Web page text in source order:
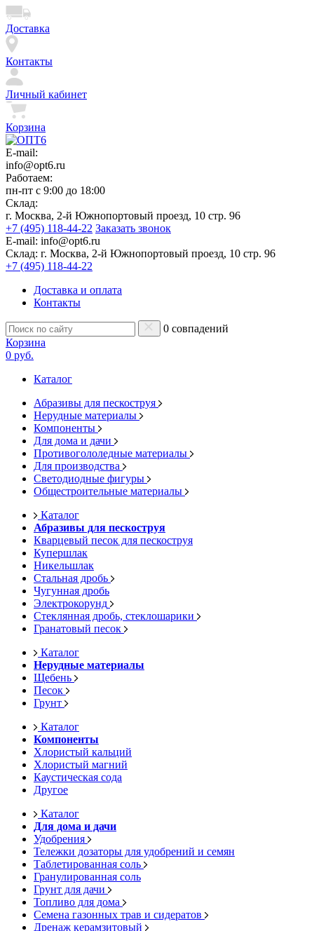
Доставка
Контакты
Личный кабинет
Корзина
E-mail:
info@opt6.ru
Работаем:
пн-пт с 9:00 до 18:00
Склад:
г. Москва, 2-й Южнопортовый проезд, 10 стр. 96
+7 (495) 118-44-22 Заказать звонок
E-mail: info@opt6.ru
Склад: г. Москва, 2-й Южнопортовый проезд, 10 стр. 96
+7 (495) 118-44-22
Доставка и оплата
Контакты
0 совпадений
Корзина
0 руб.
Каталог
Абразивы для пескоструя
Нерудные материалы
Компоненты
Для дома и дачи
Противогололедные материалы
Для производства
Светодиодные фигуры
Общестроительные материалы
Каталог
Абразивы для пескоструя
Кварцевый песок для пескоструя
Купершлак
Никельшлак
Стальная дробь
Чугунная дробь
Электрокорунд
Стеклянная дробь, стеклошарики
Гранатовый песок
Каталог
Нерудные материалы
Щебень
Песок
Грунт
Каталог
Компоненты
Хлористый кальций
Хлористый магний
Каустическая сода
Другое
Каталог
Для дома и дачи
Удобрения
Тележки дозаторы для удобрений и семян
Таблетированная соль
Гранулированная соль
Грунт для дачи
Топливо для дома
Семена газонных трав и сидератов
Дренаж керамзитовый